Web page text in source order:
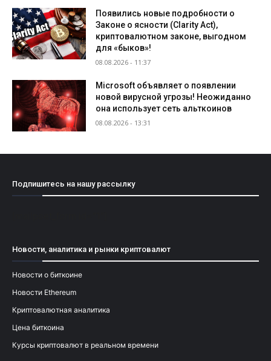
Появились новые подробности о
Законе о ясности (Clarity Act),
криптовалютном законе, выгодном
для «быков»!
08.08.2026 - 11:37
Microsoft объявляет о появлении
новой вирусной угрозы! Неожиданно
она использует сеть альткоинов
08.08.2026 - 13:31
Подпишитесь на нашу рассылку
Новости, аналитика и рынки криптовалют
Новости о биткоине
Новости Ethereum
Криптовалютная аналитика
Цена биткоина
Курсы криптовалют в реальном времени